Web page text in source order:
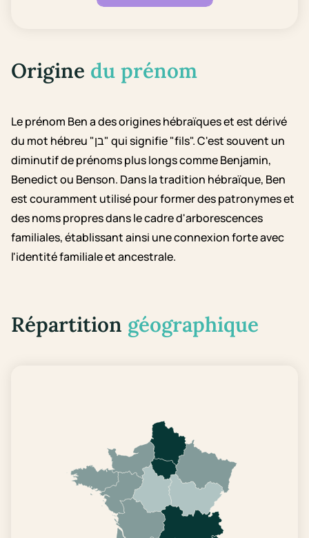
Origine du prénom
Le prénom Ben a des origines hébraïques et est dérivé
du mot hébreu "בן" qui signifie "fils". C'est souvent un
diminutif de prénoms plus longs comme Benjamin,
Benedict ou Benson. Dans la tradition hébraïque, Ben
est couramment utilisé pour former des patronymes et
des noms propres dans le cadre d'arborescences
familiales, établissant ainsi une connexion forte avec
l'identité familiale et ancestrale.
Répartition géographique